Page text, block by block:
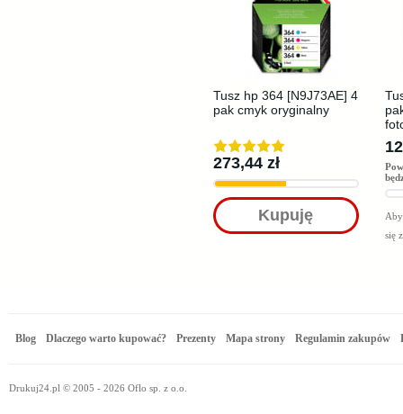
Tusz hp 364 [N9J73AE] 4
pak cmyk oryginalny
273,44 zł
Kupuję
się
Blog Dlaczego warto kupować? Prezenty Mapa strony Regulamin zakupów
Drukuj24.pl © 2005 - 2026 Oflo sp. z o.o.